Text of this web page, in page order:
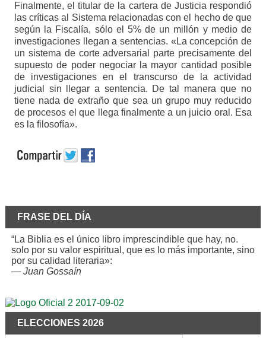
Finalmente, el titular de la cartera de Justicia respondió
las críticas al Sistema relacionadas con el hecho de que
según la Fiscalía, sólo el 5% de un millón y medio de
investigaciones llegan a sentencias. «La concepción de
un sistema de corte adversarial parte precisamente del
supuesto de poder negociar la mayor cantidad posible
de investigaciones en el transcurso de la actividad
judicial sin llegar a sentencia. De tal manera que no
tiene nada de extraño que sea un grupo muy reducido
de procesos el que llega finalmente a un juicio oral. Esa
es la filosofía».
FRASE DEL DÍA
“La Biblia es el único libro imprescindible que hay, no.
solo por su valor espiritual, que es lo más importante, sino
por su calidad literaria»:
— Juan Gossaín
ELECCIONES 2026